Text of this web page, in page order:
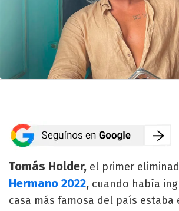
Tomás Holder, el primer
Hermano 2022, cuando había
casa más famosa del país estaba